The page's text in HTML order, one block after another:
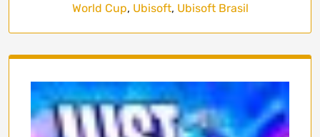
World Cup, Ubisoft, Ubisoft Brasil